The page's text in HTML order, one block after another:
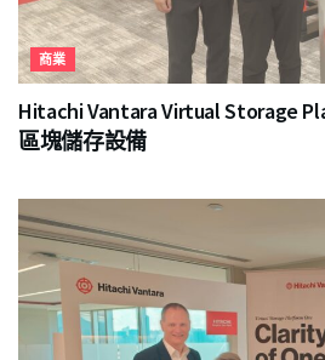
商業
Hitachi Vantara Virtual Storage
區塊儲存設備